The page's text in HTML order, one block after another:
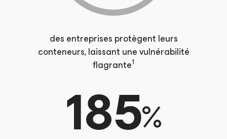
des entreprises protègent leurs
conteneurs, laissant une vulnérabilité
flagrante1
185%